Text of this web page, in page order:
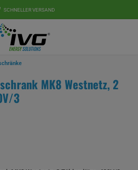
SCHNELLER VERSAND
MK8 Westnetz, 2
3